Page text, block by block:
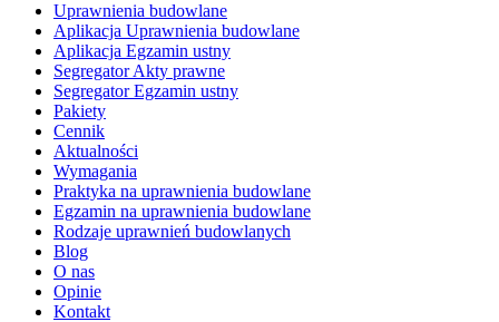
Uprawnienia budowlane
Aplikacja Uprawnienia budowlane
Aplikacja Egzamin ustny
Segregator Akty prawne
Segregator Egzamin ustny
Pakiety
Cennik
Aktualności
Wymagania
Praktyka na uprawnienia budowlane
Egzamin na uprawnienia budowlane
Rodzaje uprawnień budowlanych
Blog
O nas
Opinie
Kontakt